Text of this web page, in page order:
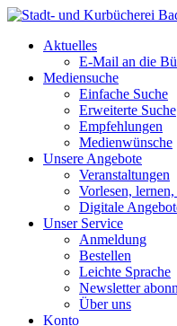
Aktuelles
E-Mail an die
Mediensuche
Einfache Suche
Erweiterte Suche
Empfehlungen
Medienwünsche
Unsere Angebote
Veranstaltungen
Vorlesen,
Digitale
Unser Service
Anmeldung
Bestellen
Leichte Sprache
Newsletter
Über uns
Konto